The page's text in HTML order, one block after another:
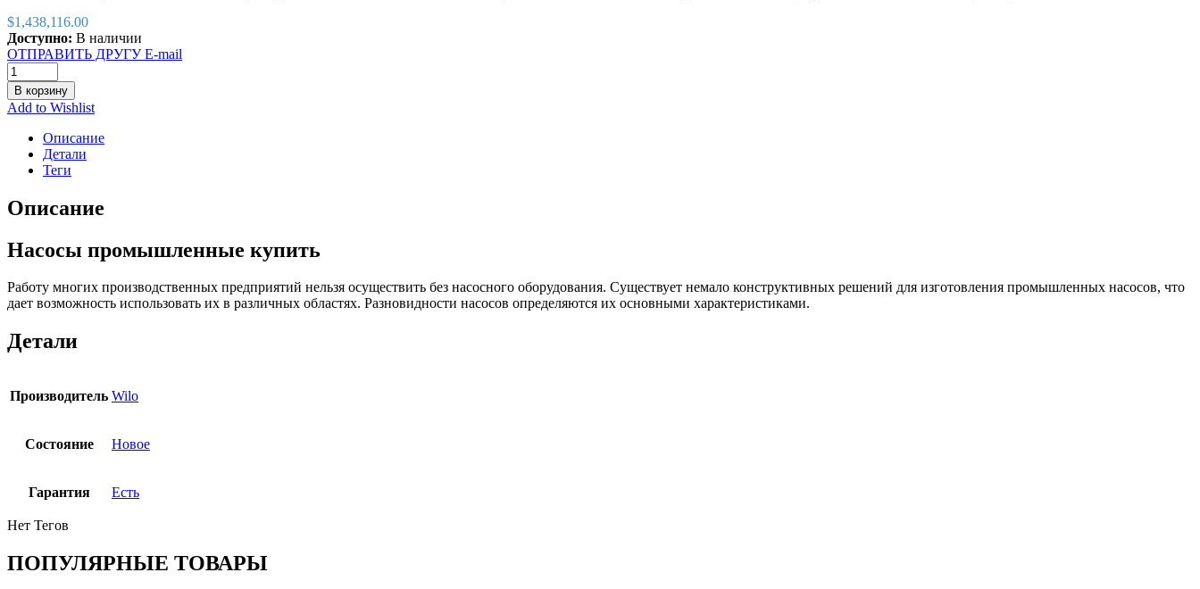
$1,438,116.00
Доступно: В наличии
ОТПРАВИТЬ ДРУГУ E-mail
В корзину
Add to Wishlist
Описание
Детали
Теги
Описание
Насосы промышленные купить
Работу многих производственных предприятий нельзя осуществить без насосного оборудования. Существует немало конструктивных решений для изготовления промышленных насосов, что
дает возможность использовать их в различных областях. Разновидности насосов определяются их основными характеристиками.
Детали
Производитель Wilo
Состояние Новое
Гарантия Есть
Нет Тегов
ПОПУЛЯРНЫЕ ТОВАРЫ